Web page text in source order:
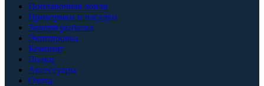
Поплавочная ловля
Прикормки и насадки
Зимняя рыбалка
Экипировка
Кемпинг
Лодки
Аксессуары
Охота